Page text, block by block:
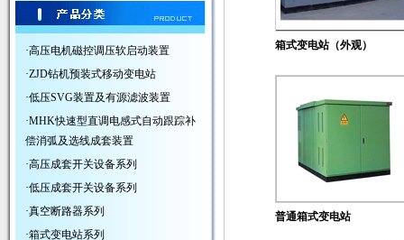
·高压电机磁控调压软启动装置
·ZJD钻机预装式移动变电站
·低压SVG装置及有源滤波装置
·MHK快速型直调电感式自动跟踪补
偿消弧及选线成套装置
·高压成套开关设备系列
·低压成套开关设备系列
·真空断路器系列
·箱式变电站系列
箱式变电站（外观）
普通箱式变电站